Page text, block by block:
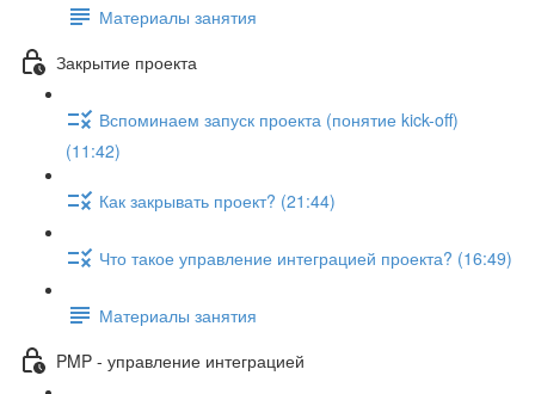
Материалы занятия
Закрытие проекта
Вспоминаем запуск проекта (понятие kick-off)
(11:42)
Как закрывать проект? (21:44)
Что такое управление интеграцией проекта? (16:49)
Материалы занятия
PMP - управление интеграцией